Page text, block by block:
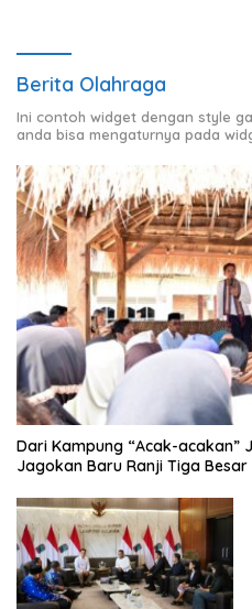
Berita Olahraga
Ini contoh widget dengan style
anda bisa mengaturnya pada
Dari Kampung “Acak-acakan”
Jagokan Baru Ranji Tiga Besar